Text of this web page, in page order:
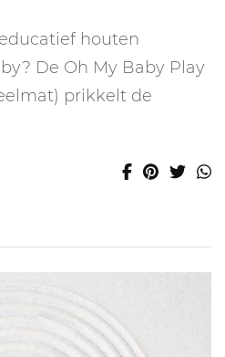
voor
je
Oh
Gym
houten
De Oh My Baby Play
prikkelt de